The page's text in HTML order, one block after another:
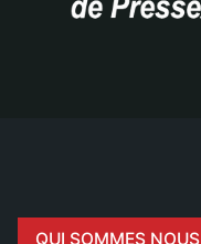
QUI SOMMES NOUS